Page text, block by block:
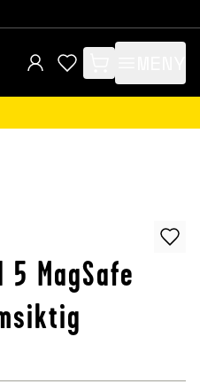
items in cart, view
5 MagSafe